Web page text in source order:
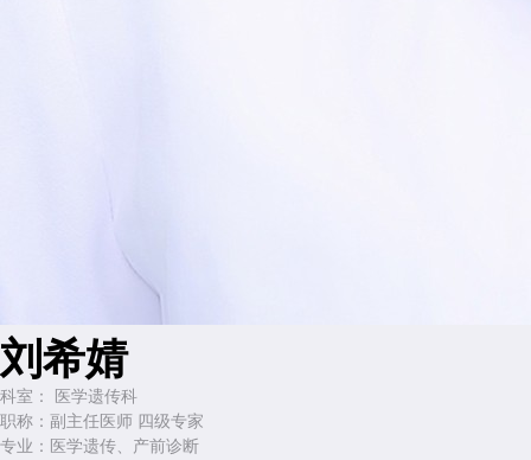
刘希婧
科室： 医学遗传科
职称： 副主任医师 四级专家
专业： 医学遗传、产前诊断